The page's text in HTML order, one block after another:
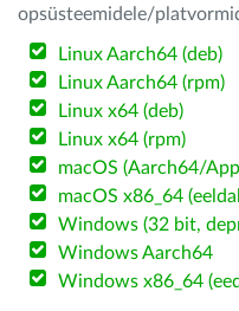
opsüsteemidele/
Linux Aarch64 (deb)
Linux Aarch64 (rpm)
Linux x64 (deb)
Linux x64 (rpm)
macOS (Aarch64/
macOS x86_64
Windows (32 bit,
Windows Aarch64
Windows x86_64